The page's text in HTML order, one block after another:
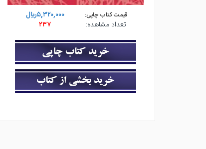
قیمت کتاب چاپی:
۵,۳۲۰,۰۰۰ريال
تعداد مشاهده:
۲۳۷